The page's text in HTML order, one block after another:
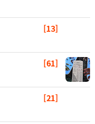
[13]
[61]
[21]